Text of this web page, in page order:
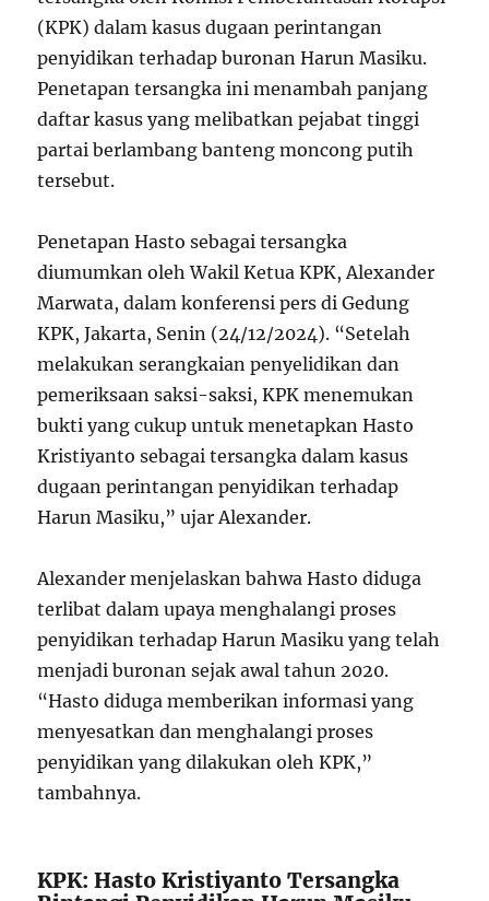
(KPK) dalam kasus dugaan perintangan
penyidikan terhadap buronan Harun Masiku.
Penetapan tersangka ini menambah panjang
daftar kasus yang melibatkan pejabat tinggi
partai berlambang banteng moncong putih
tersebut.
Penetapan Hasto sebagai tersangka
diumumkan oleh Wakil Ketua KPK, Alexander
Marwata, dalam konferensi pers di Gedung
KPK, Jakarta, Senin (24/12/2024). “Setelah
melakukan serangkaian penyelidikan dan
pemeriksaan saksi-saksi, KPK menemukan
bukti yang cukup untuk menetapkan Hasto
Kristiyanto sebagai tersangka dalam kasus
dugaan perintangan penyidikan terhadap
Harun Masiku,” ujar Alexander.
Alexander menjelaskan bahwa Hasto diduga
terlibat dalam upaya menghalangi proses
penyidikan terhadap Harun Masiku yang telah
menjadi buronan sejak awal tahun 2020.
“Hasto diduga memberikan informasi yang
menyesatkan dan menghalangi proses
penyidikan yang dilakukan oleh KPK,”
tambahnya.
KPK: Hasto Kristiyanto Tersangka